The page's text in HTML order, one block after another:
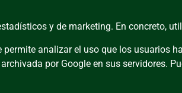
y de marketing. En concreto,
analizar el uso que los usuarios
por Google en sus servidores.